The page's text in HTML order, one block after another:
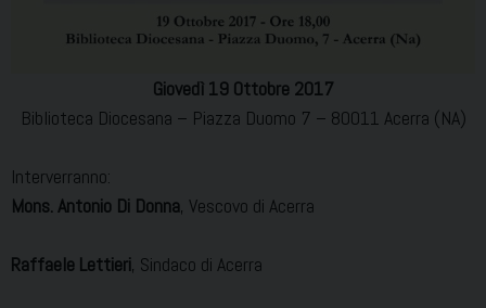
Giovedì 19 Ottobre 2017
Biblioteca Diocesana – Piazza Duomo 7 – 80011 Acerra (NA)
Interverranno:
Mons. Antonio Di Donna, Vescovo di Acerra
Raffaele Lettieri, Sindaco di Acerra